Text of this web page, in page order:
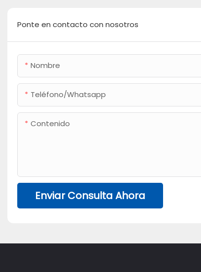
Ponte en contacto con nosotros
Nombre
Teléfono/whatsapp
Contenido
Enviar Consulta Ahora